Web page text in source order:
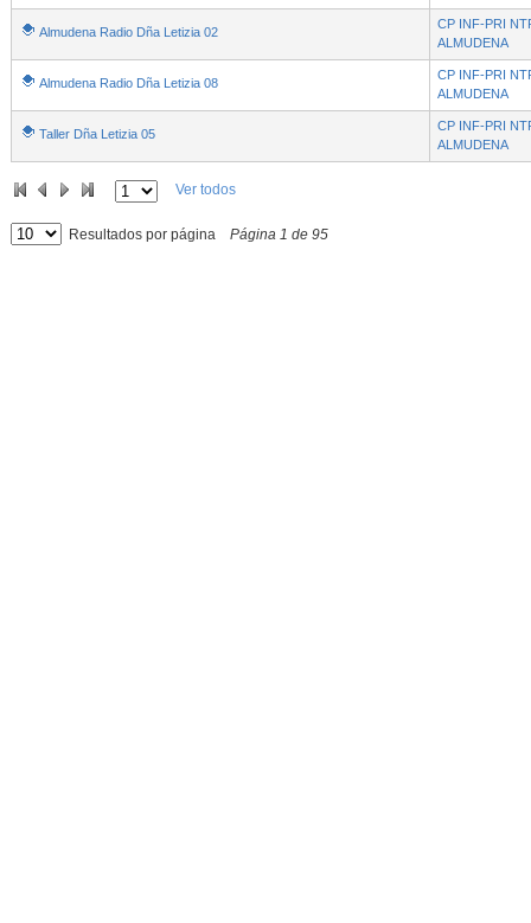
Almudena Radio Dña Letizia 02
CP INF-PRI
ALMUDENA
Almudena Radio Dña Letizia 08
CP INF-PRI
ALMUDENA
Taller Dña Letizia 05
CP INF-PRI
ALMUDENA
Ver todos
Resultados por página Página 1 de 95